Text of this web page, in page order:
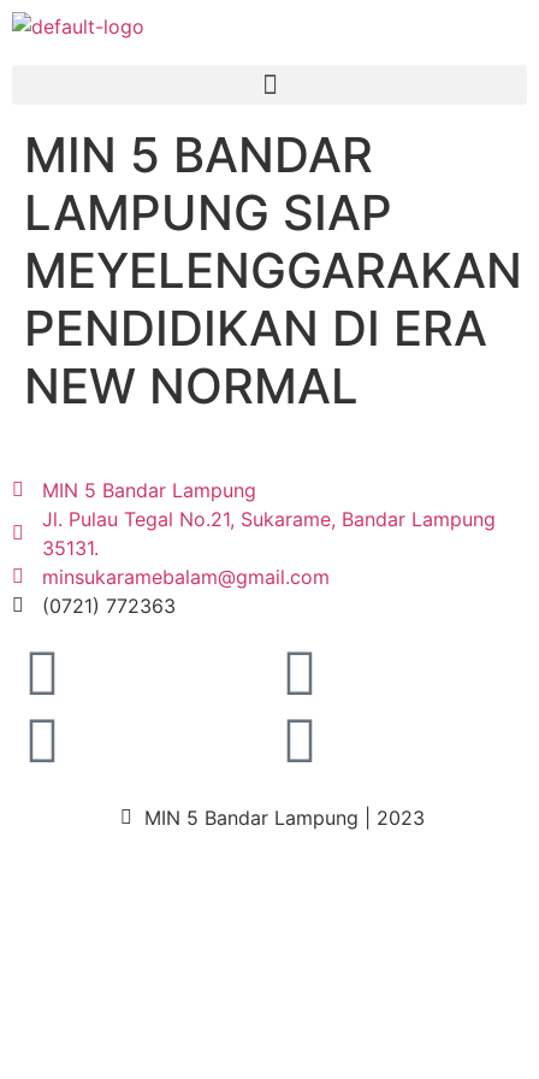
MIN 5 BANDAR
LAMPUNG SIAP
MEYELENGGARAKAN
PENDIDIKAN DI ERA
NEW NORMAL
MIN 5 Bandar Lampung
Jl. Pulau Tegal No.21, Sukarame, Bandar Lampung
35131.
minsukaramebalam@gmail.com
(0721) 772363
MIN 5 Bandar Lampung | 2023